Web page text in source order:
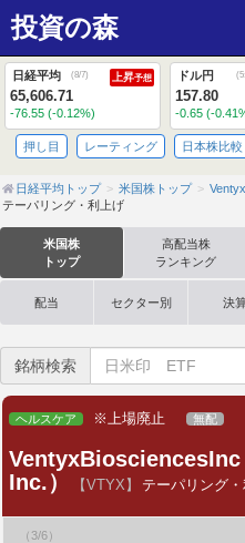
投資の森
日経平均 (8/7) 上昇予想
65,606.71
-76.55 (-0.12%)
ドル円 (
157.80
-0.65 (-
押し目 レーティング 日本株比較
日経平均トップ 米国株トップ
テーパリング・利上げ
米国株
トップ
高配当株
ランキング
配当 セクター別 決
銘柄検索
ヘルスケア ※上場廃止 無配
Inc.）
【VTYX】 テーパリング
（3/6）